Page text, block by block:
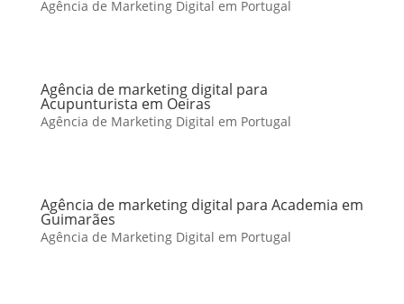
Agência de Marketing Digital em Portugal
Agência de marketing digital para
Acupunturista em Oeiras
Agência de Marketing Digital em Portugal
Agência de marketing digital para Academia em
Guimarães
Agência de Marketing Digital em Portugal